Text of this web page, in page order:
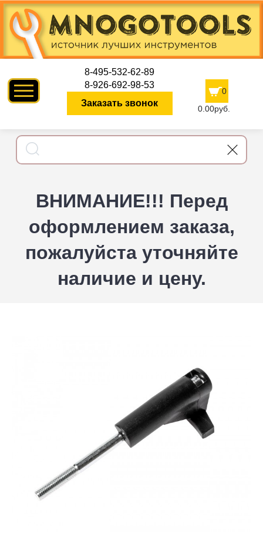
8-495-532-62-89
8-926-692-98-53
Заказать звонок
0
0.00руб.
ВНИМАНИЕ!!! Перед
оформлением заказа,
пожалуйста уточняйте
наличие и цену.